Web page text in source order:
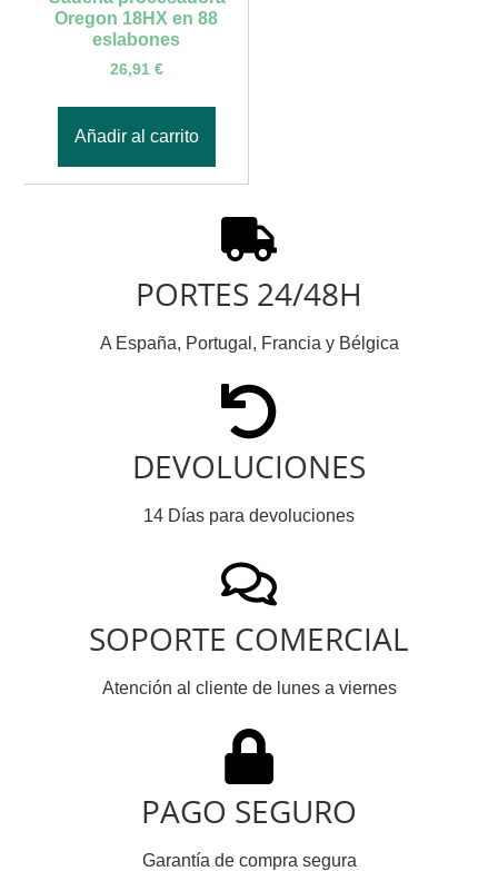
Oregon 18HX en 88
eslabones
26,91 €
Añadir al carrito
PORTES 24/48H
A España, Portugal, Francia y Bélgica
DEVOLUCIONES
14 Días para devoluciones
SOPORTE COMERCIAL
Atención al cliente de lunes a viernes
PAGO SEGURO
Garantía de compra segura